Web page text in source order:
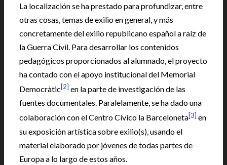
La localización se ha prestado para profundizar, entre
otras cosas, temas de exilio en general, y más
concretamente del exilio republicano español a raíz de
la Guerra Civil. Para desarrollar los contenidos
pedagógicos proporcionados al alumnado, el proyecto
ha contado con el apoyo institucional del Memorial
Democràtic[2] en la parte de investigación de las
fuentes documentales. Paralelamente, se ha dado una
colaboración con el Centro Cívico la Barceloneta[3] en
su exposición artística sobre exilio(s), usando el
material elaborado por jóvenes de todas partes de
Europa a lo largo de estos años.